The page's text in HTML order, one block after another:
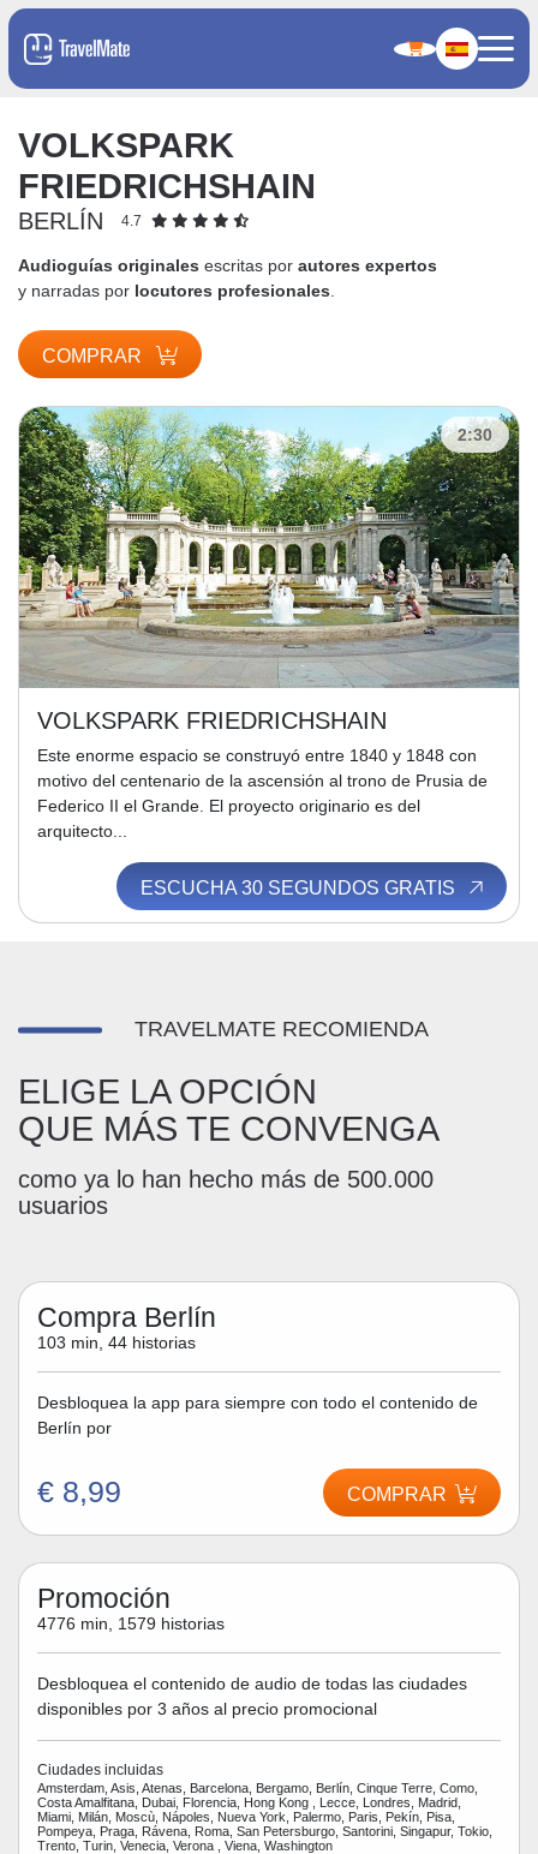
VOLKSPARK
FRIEDRICHSHAIN
BERLÍN 4.7
Audioguías originales escritas por autores expertos
y narradas por locutores profesionales
COMPRAR
2:30
VOLKSPARK FRIEDRICHSHAIN
Este enorme espacio se construyó entre 1840 y 1848 con
motivo del centenario de la ascensión al trono de Prusia de
Federico II el Grande. El proyecto originario es del
arquitecto...
ESCUCHA 30 SEGUNDOS GRATIS
TRAVELMATE RECOMIENDA
ELIGE LA OPCIÓN
QUE MÁS TE CONVENGA
como ya lo han hecho más de 500.000
usuarios
Compra Berlín
103 min, 44 historias
Desbloquea la app para siempre con todo el contenido de
Berlín por
€ 8,99 COMPRAR
Promoción
4776 min, 1579 historias
Desbloquea el contenido de audio de todas las ciudades
disponibles por 3 años al precio promocional
Ciudades incluidas
Amsterdam, Asis, Atenas, Barcelona, Bergamo, Berlín, Cinque Terre, Como,
Costa Amalfitana, Dubai, Florencia, Hong Kong , Lecce, Londres, Madrid,
Miami, Milán, Moscù, Nápoles, Nueva York, Palermo, Paris, Pekín, Pisa,
Pompeya, Praga, Rávena, Roma, San Petersburgo, Santorini, Singapur, Tokio,
Trento, Turin, Venecia, Verona , Viena, Washington